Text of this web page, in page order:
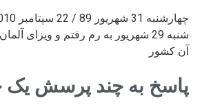
شنبه 29 شهریور به رم رفتم و ویزای
آن کشور
پاسخ به چند پرسش یک